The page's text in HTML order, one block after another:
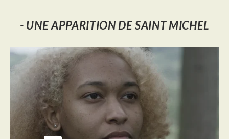
- UNE APPARITION DE SAINT MICHEL